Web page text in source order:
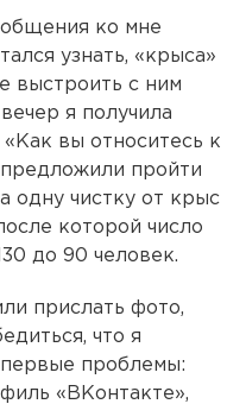
ко мне
узнать, «крыса»
выстроить с ним
я получила
вы относитесь к
пройти
одну чистку от крыс
которой число
до 90 человек.
прислать фото,
что я
проблемы:
«ВКонтакте»,